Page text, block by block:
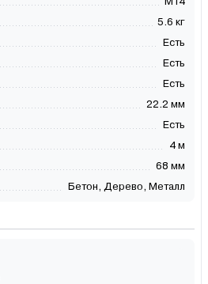
5.6 кг
Есть
Есть
Есть
22.2 мм
Есть
4 м
68 мм
Бетон, Дерево, Металл